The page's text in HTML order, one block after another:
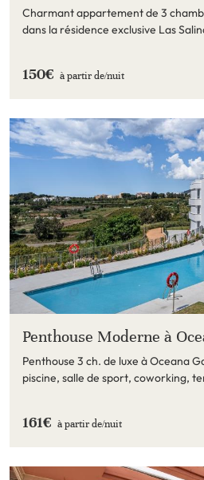
Charmant appartement de 3
dans la résidence exclusive Las
150€ à partir de/nuit
Penthouse Moderne à
Penthouse 3 ch. de luxe à Oceana
piscine, salle de sport, coworking,
161€ à partir de/nuit